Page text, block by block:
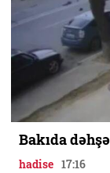
Bakıda
hadise 17:16